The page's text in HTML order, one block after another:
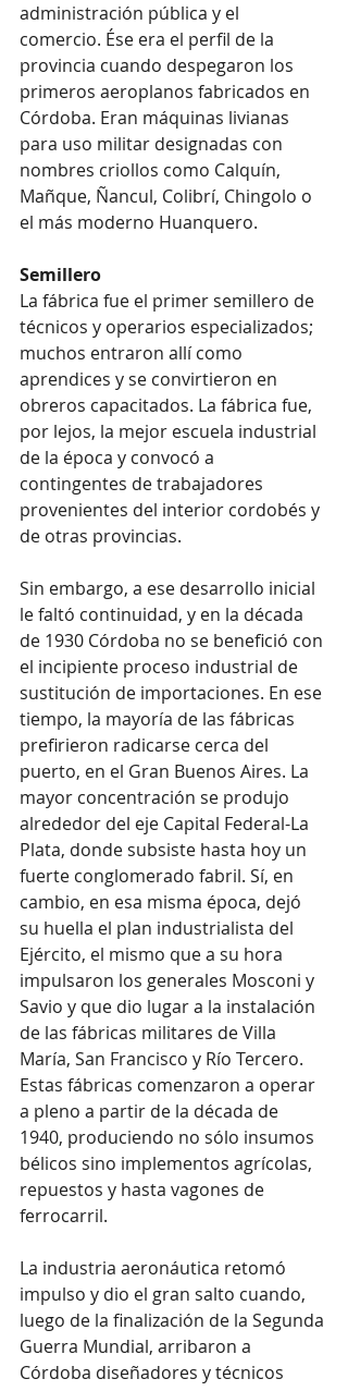
administración pública y el
comercio. Ése era el perfil de la
provincia cuando despegaron los
primeros aeroplanos fabricados en
Córdoba. Eran máquinas livianas
para uso militar designadas con
nombres criollos como Calquín,
Mañque, Ñancul, Colibrí, Chingolo o
el más moderno Huanquero.
Semillero
La fábrica fue el primer semillero de
técnicos y operarios especializados;
muchos entraron allí como
aprendices y se convirtieron en
obreros capacitados. La fábrica fue,
por lejos, la mejor escuela industrial
de la época y convocó a
contingentes de trabajadores
provenientes del interior cordobés y
de otras provincias.
Sin embargo, a ese desarrollo inicial
le faltó continuidad, y en la década
de 1930 Córdoba no se benefició con
el incipiente proceso industrial de
sustitución de importaciones. En ese
tiempo, la mayoría de las fábricas
prefirieron radicarse cerca del
puerto, en el Gran Buenos Aires. La
mayor concentración se produjo
alrededor del eje Capital Federal-La
Plata, donde subsiste hasta hoy un
fuerte conglomerado fabril. Sí, en
cambio, en esa misma época, dejó
su huella el plan industrialista del
Ejército, el mismo que a su hora
impulsaron los generales Mosconi y
Savio y que dio lugar a la instalación
de las fábricas militares de Villa
María, San Francisco y Río Tercero.
Estas fábricas comenzaron a operar
a pleno a partir de la década de
1940, produciendo no sólo insumos
bélicos sino implementos agrícolas,
repuestos y hasta vagones de
ferrocarril.
La industria aeronáutica retomó
impulso y dio el gran salto cuando,
luego de la finalización de la Segunda
Guerra Mundial, arribaron a
Córdoba diseñadores y técnicos